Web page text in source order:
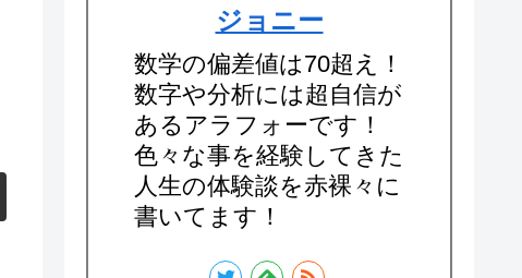
ジョニー
数学の偏差値は70超え！
数字や分析には超自信が
あるアラフォーです！
色々な事を経験してきた
人生の体験談を赤裸々に
書いてます！